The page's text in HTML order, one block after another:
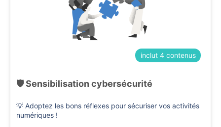
inclut 4 contenus
🛡️ Sensibilisation cybersécurité
💡 Adoptez les bons réflexes pour sécuriser vos activités
numériques !